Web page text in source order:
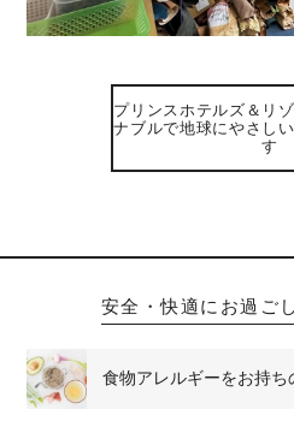
プリンスホテルズ＆リ
ナブルで地球にやさし
す
安全・快適にお過ご
食物アレルギーをお持ち